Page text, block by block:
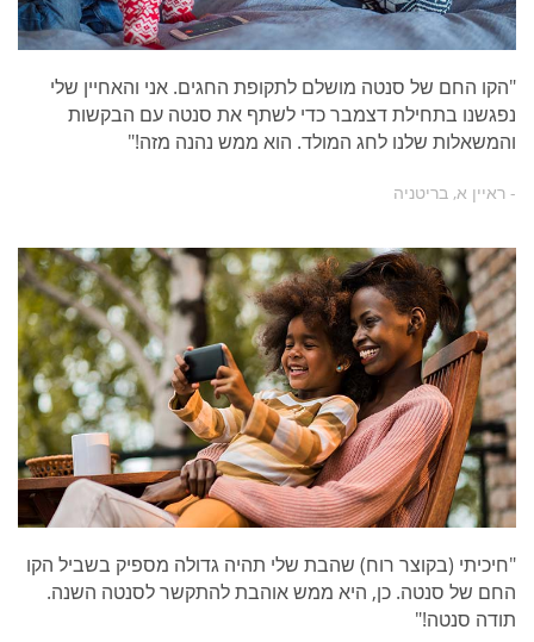
"הקו החם של סנטה מושלם לתקופת החגים. אני והאחיין שלי
נפגשנו בתחילת דצמבר כדי לשתף את סנטה עם הבקשות
והמשאלות שלנו לחג המולד. הוא ממש נהנה מזה!"
- ראיין א, בריטניה
"חיכיתי (בקוצר רוח) שהבת שלי תהיה גדולה מספיק בשביל הקו
החם של סנטה. כן, היא ממש אוהבת להתקשר לסנטה השנה.
תודה סנטה!"